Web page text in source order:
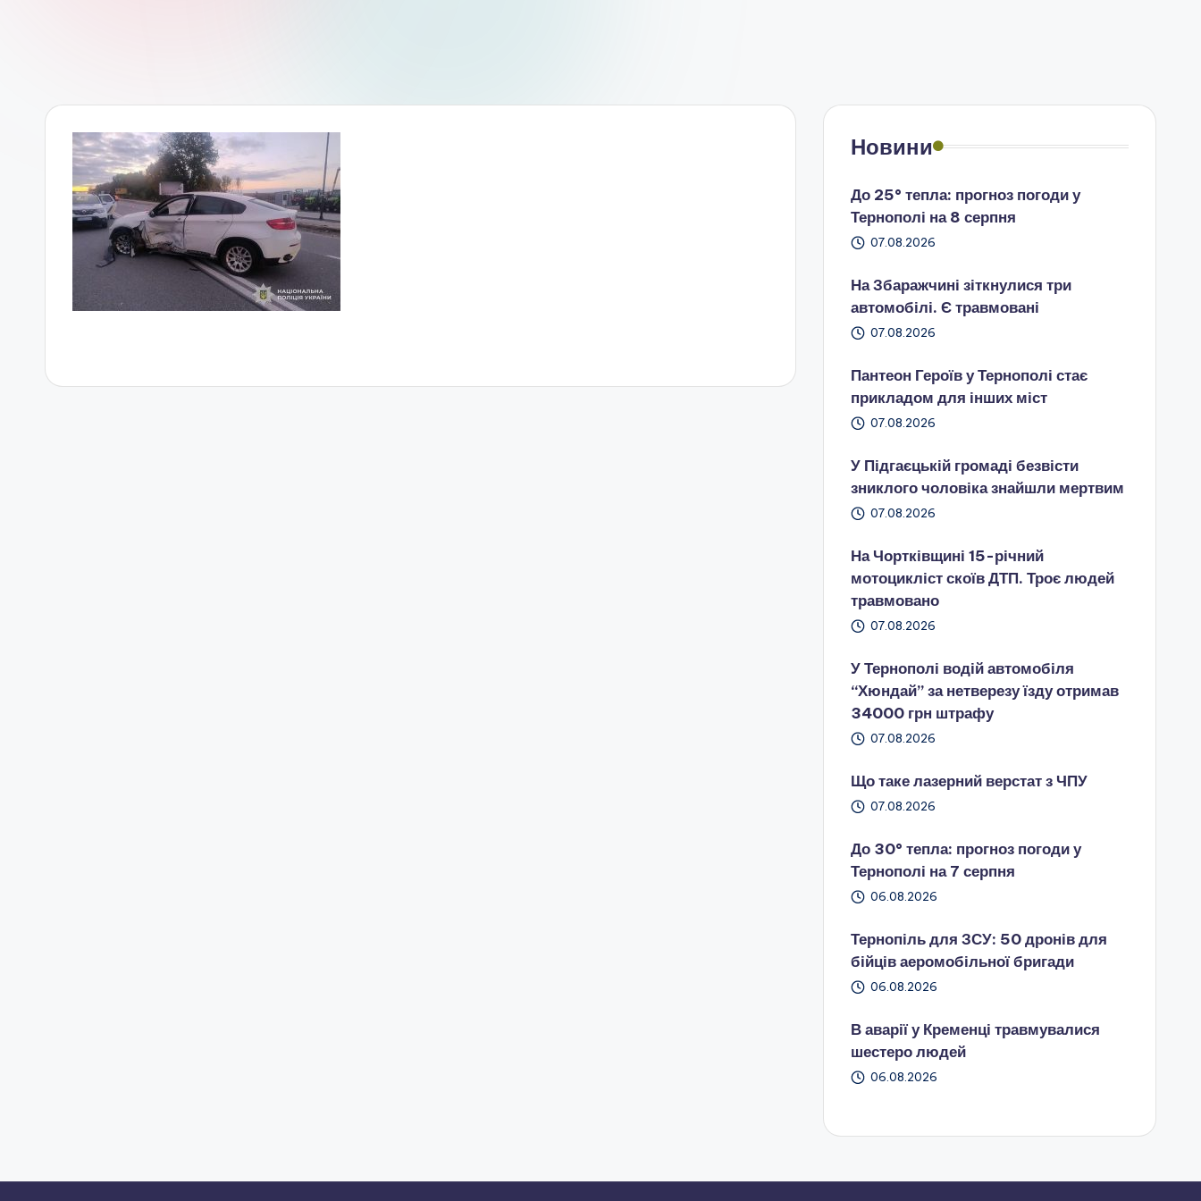
Новини
До 25° тепла: прогноз погоди у
Тернополі на 8 серпня
07.08.2026
На Збаражчині зіткнулися три
автомобілі. Є травмовані
07.08.2026
Пантеон Героїв у Тернополі стає
прикладом для інших міст
07.08.2026
У Підгаєцькій громаді безвісти
зниклого чоловіка знайшли мертвим
07.08.2026
На Чортківщині 15-річний
мотоцикліст скоїв ДТП. Троє людей
травмовано
07.08.2026
У Тернополі водій автомобіля
“Хюндай” за нетверезу їзду отримав
34000 грн штрафу
07.08.2026
Що таке лазерний верстат з ЧПУ
07.08.2026
До 30° тепла: прогноз погоди у
Тернополі на 7 серпня
06.08.2026
Тернопіль для ЗСУ: 50 дронів для
бійців аеромобільної бригади
06.08.2026
В аварії у Кременці травмувалися
шестеро людей
06.08.2026